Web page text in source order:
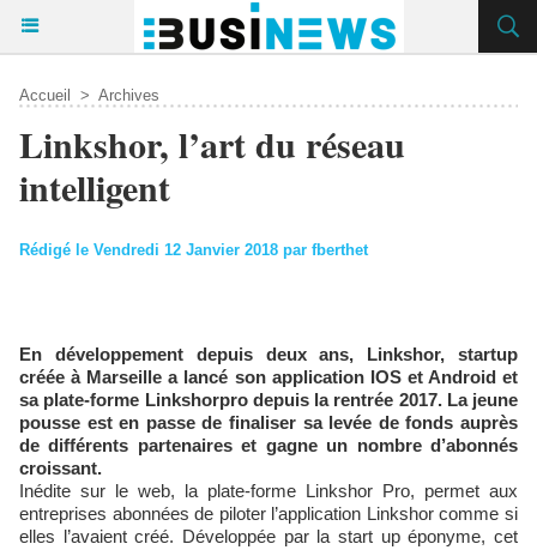
Accueil > Archives
Linkshor, l’art du réseau
intelligent
Rédigé le Vendredi 12 Janvier 2018 par fberthet
En développement depuis deux ans, Linkshor, startup
créée à Marseille a lancé son application IOS et Android et
sa plate-forme Linkshorpro depuis la rentrée 2017. La jeune
pousse est en passe de finaliser sa levée de fonds auprès
de différents partenaires et gagne un nombre d’abonnés
croissant.
Inédite sur le web, la plate-forme Linkshor Pro, permet aux
entreprises abonnées de piloter l’application Linkshor comme si
elles l’avaient créé. Développée par la start up éponyme, cet